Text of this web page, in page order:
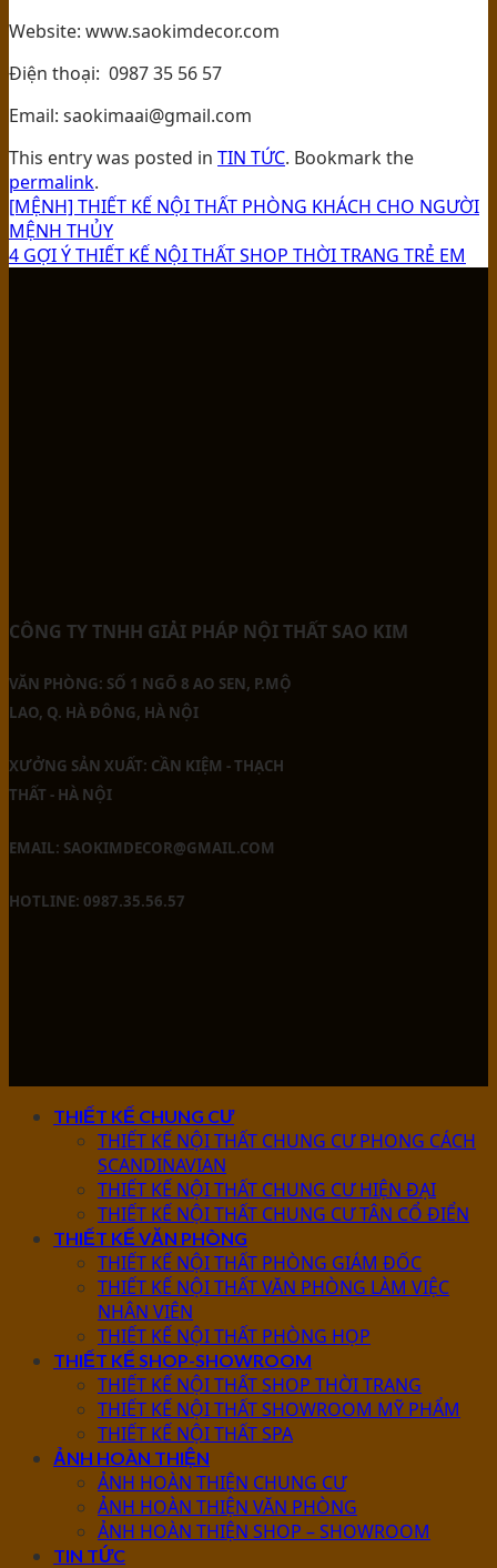
Website: www.saokimdecor.com
Điện thoại: 0987 35 56 57
Email: saokimaai@gmail.com
This entry was posted in TIN TỨC. Bookmark the
permalink.
[MỆNH] THIẾT KẾ NỘI THẤT PHÒNG KHÁCH CHO NGƯỜI
MỆNH THỦY
4 GỢI Ý THIẾT KẾ NỘI THẤT SHOP THỜI TRANG TRẺ EM
CÔNG TY TNHH GIẢI PHÁP NỘI THẤT SAO KIM
VĂN PHÒNG: SỐ 1 NGÕ 8 AO SEN, P.MỘ
LAO, Q. HÀ ĐÔNG, HÀ NỘI
XƯỞNG SẢN XUẤT: CẦN KIỆM - THẠCH
THẤT - HÀ NỘI
EMAIL: SAOKIMDECOR@GMAIL.COM
HOTLINE: 0987.35.56.57
THIẾT KẾ CHUNG CƯ
THIẾT KẾ NỘI THẤT CHUNG CƯ PHONG CÁCH
SCANDINAVIAN
THIẾT KẾ NỘI THẤT CHUNG CƯ HIỆN ĐẠI
THIẾT KẾ NỘI THẤT CHUNG CƯ TÂN CỔ ĐIỂN
THIẾT KẾ VĂN PHÒNG
THIẾT KẾ NỘI THẤT PHÒNG GIÁM ĐỐC
THIẾT KẾ NỘI THẤT VĂN PHÒNG LÀM VIỆC
NHÂN VIÊN
THIẾT KẾ NỘI THẤT PHÒNG HỌP
THIẾT KẾ SHOP-SHOWROOM
THIẾT KẾ NỘI THẤT SHOP THỜI TRANG
THIẾT KẾ NỘI THẤT SHOWROOM MỸ PHẨM
THIẾT KẾ NỘI THẤT SPA
ẢNH HOÀN THIỆN
ẢNH HOÀN THIỆN CHUNG CƯ
ẢNH HOÀN THIỆN VĂN PHÒNG
ẢNH HOÀN THIỆN SHOP – SHOWROOM
TIN TỨC